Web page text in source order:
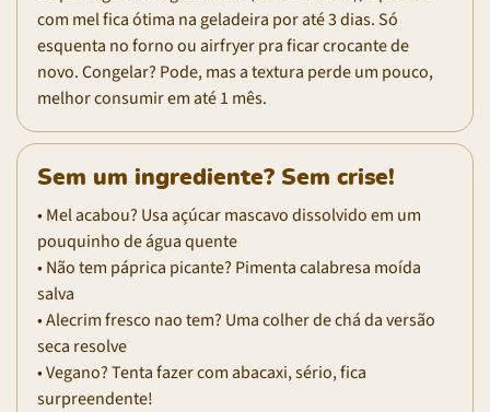
com mel fica ótima na geladeira por até 3 dias. Só
esquenta no forno ou airfryer pra ficar crocante de
novo. Congelar? Pode, mas a textura perde um pouco,
melhor consumir em até 1 mês.
Sem um ingrediente? Sem crise!
• Mel acabou? Usa açúcar mascavo dissolvido em um
pouquinho de água quente
• Não tem páprica picante? Pimenta calabresa moída
salva
• Alecrim fresco nao tem? Uma colher de chá da versão
seca resolve
• Vegano? Tenta fazer com abacaxi, sério, fica
surpreendente!